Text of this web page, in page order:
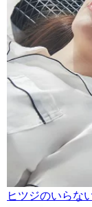
ヒツジのいらな